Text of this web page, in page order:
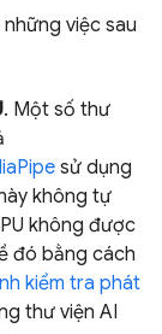
việc sau
. Một số thư
sử dụng
không tự
không được
đó bằng cách
kiểm tra phát
thư viện AI